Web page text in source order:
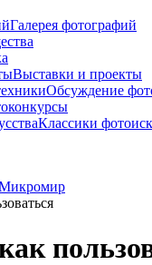
Галерея фотографий
Выставки и проекты
Обсуждение
Классики